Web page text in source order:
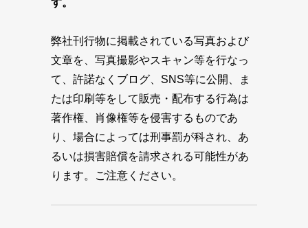
弊社刊行物に掲載されている写真および
文章を、写真撮影やスキャン等を行なっ
て、許諾なくブログ、SNS等に公開、ま
たは印刷等をして販売・配布する行為は
著作権、肖像権等を侵害するものであ
り、場合によっては刑事罰が科され、あ
るいは損害賠償を請求される可能性があ
ります。ご注意ください。